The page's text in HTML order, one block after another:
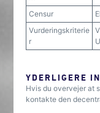
Censur
Vurderingskriterie
r
YDERLIGERE
Hvis du overvejer at
kontakte den